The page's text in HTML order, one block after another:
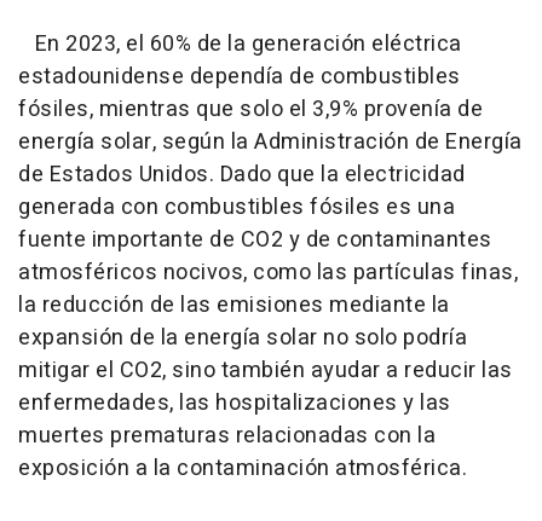
En 2023, el 60% de la generación eléctrica
estadounidense dependía de combustibles
fósiles, mientras que solo el 3,9% provenía de
energía solar, según la Administración de Energía
de Estados Unidos. Dado que la electricidad
generada con combustibles fósiles es una
fuente importante de CO2 y de contaminantes
atmosféricos nocivos, como las partículas finas,
la reducción de las emisiones mediante la
expansión de la energía solar no solo podría
mitigar el CO2, sino también ayudar a reducir las
enfermedades, las hospitalizaciones y las
muertes prematuras relacionadas con la
exposición a la contaminación atmosférica.